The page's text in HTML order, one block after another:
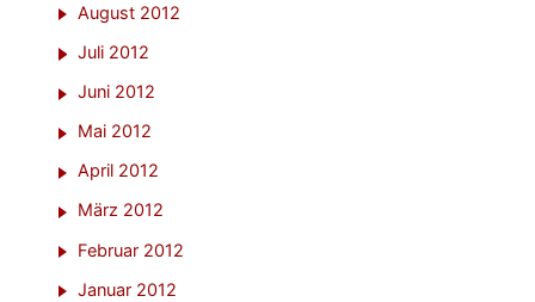
August 2012
Juli 2012
Juni 2012
Mai 2012
April 2012
März 2012
Februar 2012
Januar 2012